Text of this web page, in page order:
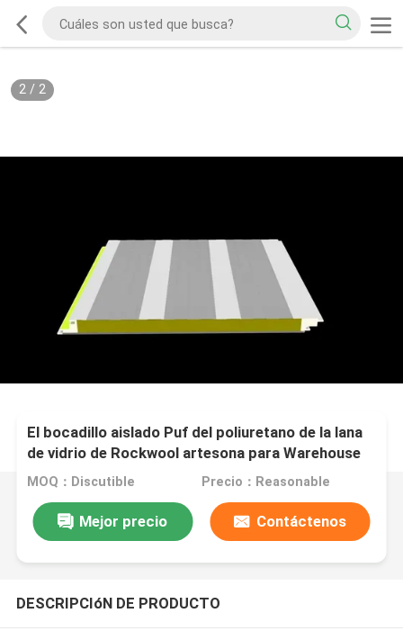
2/ 2
El bocadillo aislado Puf del poliuretano de la lana
de vidrio de Rockwool artesona para Warehouse
MOQ：Discutible Precio：Reasonable
Mejor precio Contáctenos
DESCRIPCIóN DE PRODUCTO